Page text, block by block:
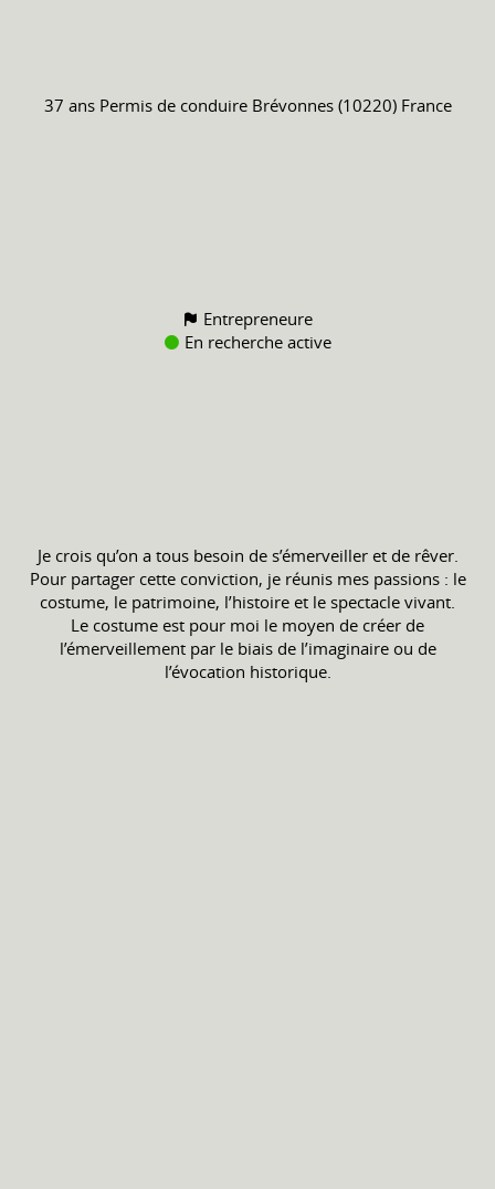
37 ans Permis de conduire Brévonnes (10220) France
Entrepreneure
En recherche active
Je crois qu’on a tous besoin de s’émerveiller et de rêver.
Pour partager cette conviction, je réunis mes passions : le
costume, le patrimoine, l’histoire et le spectacle vivant.
Le costume est pour moi le moyen de créer de
l’émerveillement par le biais de l’imaginaire ou de
l’évocation historique.